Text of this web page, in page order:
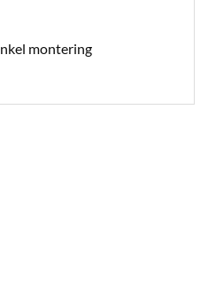
montering